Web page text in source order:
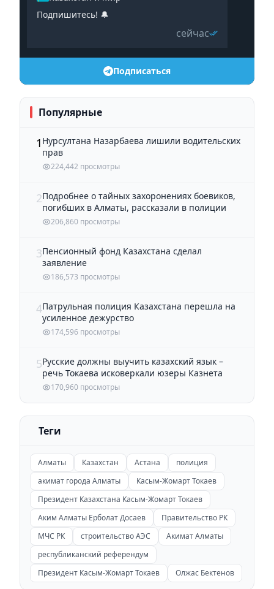
Подпишитесь! 🔔
сейчас
Подписаться
Популярные
1 Нурсултана Назарбаева лишили водительских
прав
224,442 просмотры
2Подробнее о тайных захоронениях боевиков,
погибших в Алматы, рассказали в полиции
206,860 просмотры
3Пенсионный фонд Казахстана сделал
заявление
186,573 просмотры
4Патрульная полиция Казахстана перешла на
усиленное дежурство
174,596 просмотры
5Русские должны выучить казахский язык –
речь Токаева исковеркали юзеры Казнета
170,960 просмотры
Теги
Алматы Казахстан Астана
полиция
акимат города Алматы
Касым-Жомарт Токаев
Президент Казахстана Касым-Жомарт Токаев
Аким Алматы Ерболат Досаев
Правительство РК
МЧС РК
строительство АЭС
Акимат Алматы
республиканский референдум
Президент Касым-Жомарт Токаев
Олжас Бектенов